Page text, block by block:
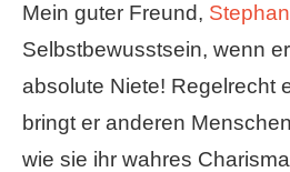
Mein guter Freund,
Selbstbewusstsein, wenn
absolute Niete! Regelrecht
bringt er anderen
wie sie ihr wahres